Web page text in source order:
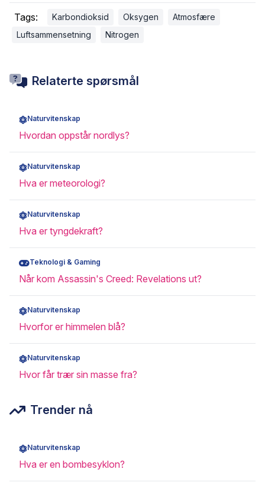
Tags: Karbondioksid Oksygen
Atmosfære
Luftsammensetning
Nitrogen
Relaterte spørsmål
Naturvitenskap
Hvordan oppstår nordlys?
Naturvitenskap
Hva er meteorologi?
Naturvitenskap
Hva er tyngdekraft?
Teknologi & Gaming
Når kom Assassin's Creed: Revelations ut?
Naturvitenskap
Hvorfor er himmelen blå?
Naturvitenskap
Hvor får trær sin masse fra?
Trender nå
Naturvitenskap
Hva er en bombesyklon?